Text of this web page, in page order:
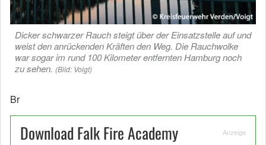
Dicker schwarzer Rauch steigt über der Einsatzstelle auf und
weist den anrückenden Kräften den Weg. Die Rauchwolke
war sogar im rund 100 Kilometer entfernten Hamburg noch
zu sehen. (Bild: Voigt)
Br
Download Falk Fire Academy Anzeige